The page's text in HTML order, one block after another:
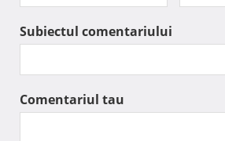
Subiectul comentariului
Comentariul tau